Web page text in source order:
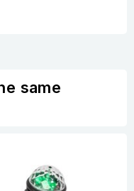
same